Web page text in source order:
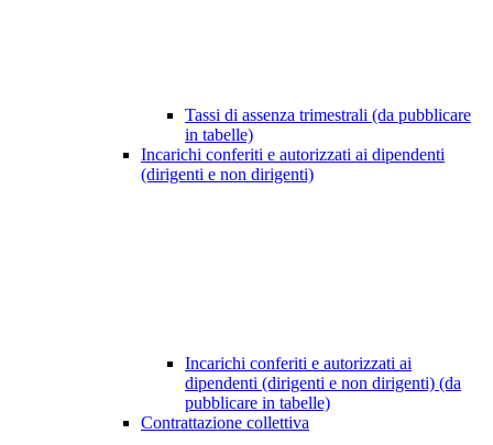
Tassi di assenza trimestrali (da pubblicare
in tabelle)
Incarichi conferiti e autorizzati ai dipendenti
(dirigenti e non dirigenti)
Incarichi conferiti e autorizzati ai
dipendenti (dirigenti e non dirigenti) (da
pubblicare in tabelle)
Contrattazione collettiva